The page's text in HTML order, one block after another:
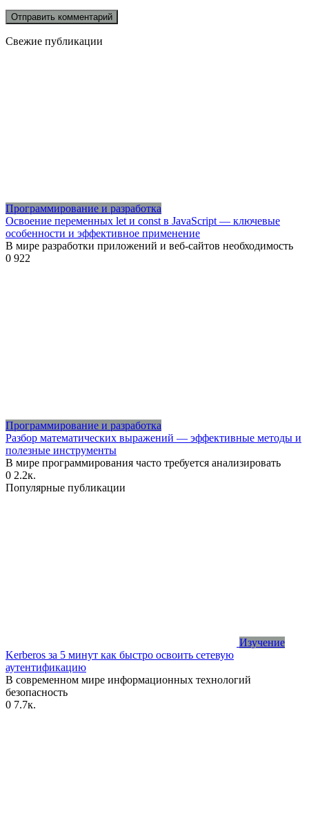
Свежие публикации
Программирование и разработка
Освоение переменных let и const в JavaScript — ключевые
особенности и эффективное применение
В мире разработки приложений и веб-сайтов необходимость
0 922
Программирование и разработка
Разбор математических выражений — эффективные методы и
полезные инструменты
В мире программирования часто требуется анализировать
0 2.2к.
Популярные публикации
Изучение
Kerberos за 5 минут как быстро освоить сетевую
аутентификацию
В современном мире информационных технологий
безопасность
0 7.7к.